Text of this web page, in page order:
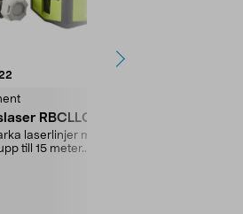
RBCLLG1
laserlinjer med
till 15 meter.
av 5 stjärnor